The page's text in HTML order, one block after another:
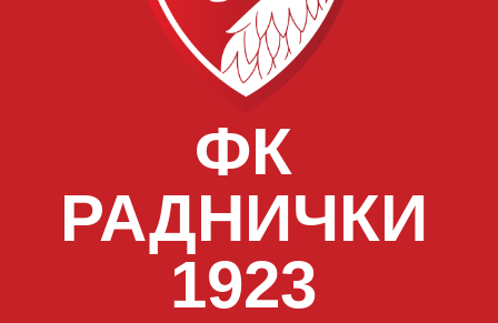
ФК
РАДНИЧКИ
1923